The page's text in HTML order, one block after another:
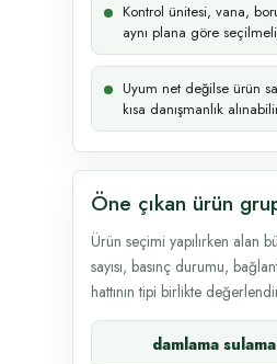
Kontrol ünitesi, vana,
aynı plana göre
Uyum net değilse ürün
kısa danışmanlık
Öne çıkan ürün
Ürün seçimi yapılırken alan
sayısı, basınç durumu,
hattının tipi birlikte
damlama